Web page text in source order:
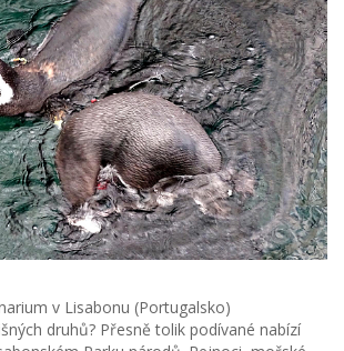
v Lisabonu (Portugalsko)
druhů? Přesně tolik podívané nabízí